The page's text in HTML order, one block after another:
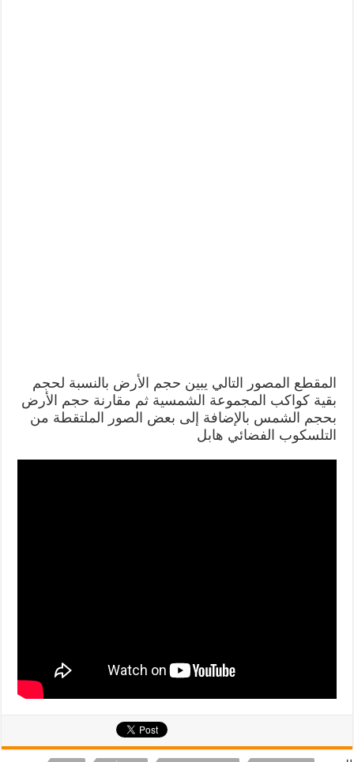
المقطع المصور التالي يبين حجم الأرض بالنسبة لحجم
بقية كواكب المجموعة الشمسية ثم مقارنة حجم الأرض
بحجم الشمس بالإضافة إلى بعض الصور الملتقطة من
التلسكوب الفضائي هابل